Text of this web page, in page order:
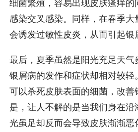
细菌繁殖，容易出现皮肤瘙痒的
感染交叉感染。同样，在春季
会诱发过敏性皮炎，从而引起银
最后，夏季虽然是阳光充足天气
银屑病的发作和症状却相对较轻
可以杀死皮肤表面的细菌，改善
是，让人不解的是当我们身在沿
光虽足却反而会导致皮肤渐渐恶